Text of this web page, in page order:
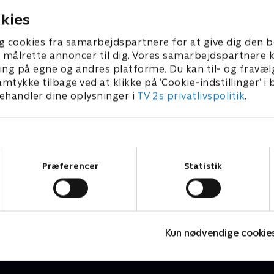
cookies fra samarbejdspartnere for at give dig den
annoncer til dig. Vores samarbejdspartnere
på egne og andres platforme. Du kan til- og
tilbage ved at klikke på ’Cookie-indstillinger’ i
dine oplysninger i TV 2s privatlivspolitik.
Præferencer Statistik
Kun nødvendige
og drikkes
når eksperterne bl.a. skal
mad- og drikkevaner.
der er en overraskelse i
forsamlingshus. Gæt med
på danskerne, når
dyster om: Hvem der er
hvad 'Leifig', 'Mølle' og 'Klotte'
betyder? Gæt med og bliv
danskerne, når
om: Hvem der er bedst -
Danmark